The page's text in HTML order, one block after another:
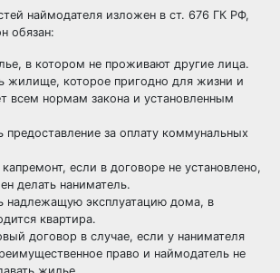
наймодателя изложен в ст. 676 ГК РФ,
обязан:
в котором не проживают другие лица.
жилище, которое пригодно для жизни и
всем нормам закона и установленным
предоставление за оплату коммунальных
если в договоре не установлено,
делать наниматель.
надлежащую эксплуатацию дома, в
квартира.
договор в случае, если у нанимателя
право и наймодатель не